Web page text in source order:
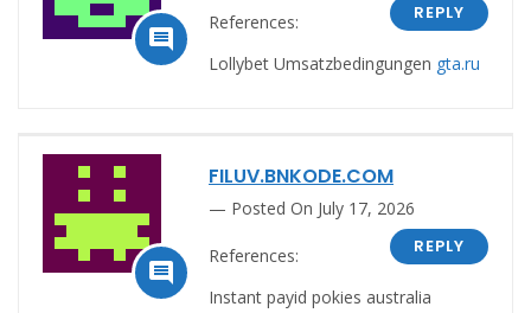

REPLY
References:
Lollybet Umsatzbedingungen gta.ru

FILUV.BNKODE.COM
Posted On July 17, 2026
REPLY
References:
Instant payid pokies australia